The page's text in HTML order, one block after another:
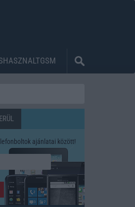
ajánlatai között!